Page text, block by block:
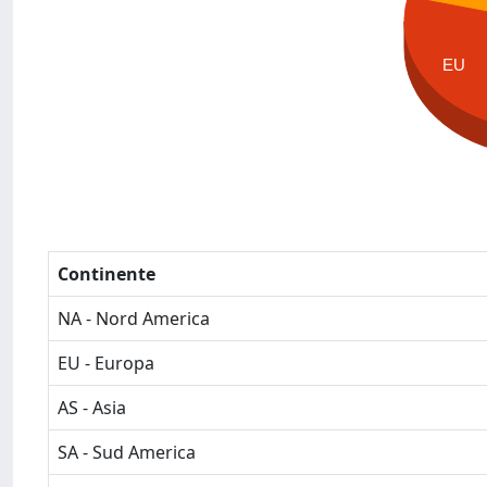
EU
Continente
NA - Nord America
EU - Europa
AS - Asia
SA - Sud America